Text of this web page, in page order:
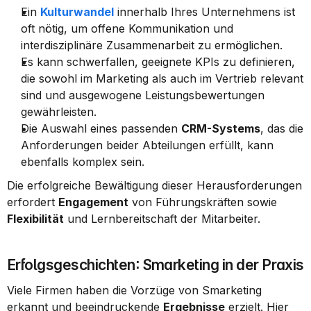
Ein Kulturwandel innerhalb Ihres Unternehmens ist
oft nötig, um offene Kommunikation und
interdisziplinäre Zusammenarbeit zu ermöglichen.
Es kann schwerfallen, geeignete KPIs zu definieren,
die sowohl im Marketing als auch im Vertrieb relevant
sind und ausgewogene Leistungsbewertungen
gewährleisten.
Die Auswahl eines passenden CRM-Systems, das die
Anforderungen beider Abteilungen erfüllt, kann
ebenfalls komplex sein.
Die erfolgreiche Bewältigung dieser Herausforderungen
erfordert Engagement
Flexibilität und Lernbereitschaft der Mitarbeiter.
Erfolgsgeschichten: Smarketing in der Praxis
Viele Firmen haben die Vorzüge von Smarketing
erkannt und beeindruckende Ergebnisse erzielt. Hier